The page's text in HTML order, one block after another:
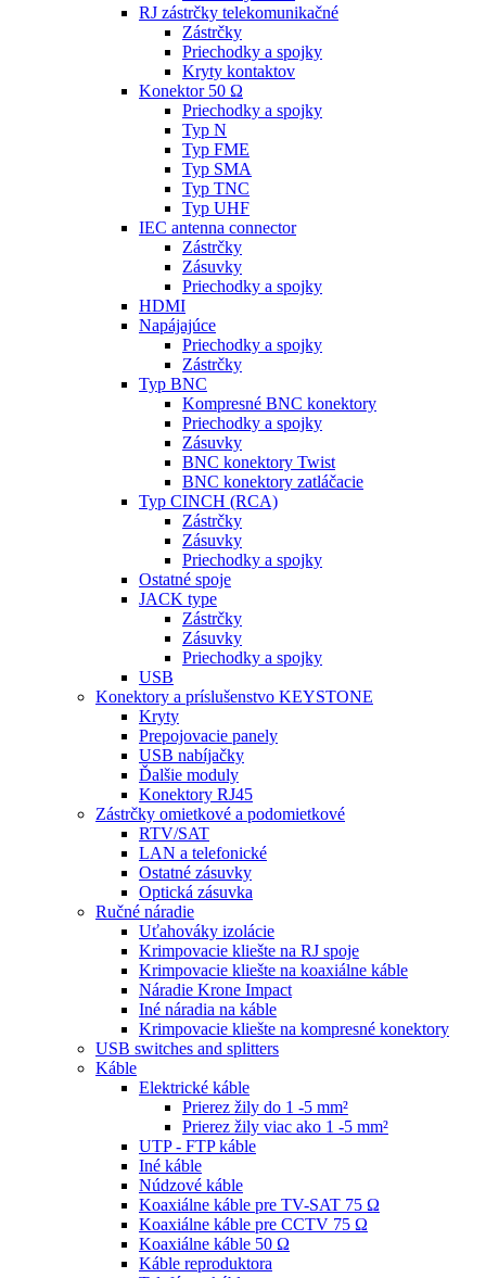
RJ zástrčky telekomunikačné
Zástrčky
Priechodky a spojky
Kryty kontaktov
Konektor 50 Ω
Priechodky a spojky
Typ N
Typ FME
Typ SMA
Typ TNC
Typ UHF
IEC antenna connector
Zástrčky
Zásuvky
Priechodky a spojky
HDMI
Napájajúce
Priechodky a spojky
Zástrčky
Typ BNC
Kompresné BNC konektory
Priechodky a spojky
Zásuvky
BNC konektory Twist
BNC konektory zatláčacie
Typ CINCH (RCA)
Zástrčky
Zásuvky
Priechodky a spojky
Ostatné spoje
JACK type
Zástrčky
Zásuvky
Priechodky a spojky
USB
Konektory a príslušenstvo KEYSTONE
Kryty
Prepojovacie panely
USB nabíjačky
Ďalšie moduly
Konektory RJ45
Zástrčky omietkové a podomietkové
RTV/SAT
LAN a telefonické
Ostatné zásuvky
Optická zásuvka
Ručné náradie
Uťahováky izolácie
Krimpovacie kliešte na RJ spoje
Krimpovacie kliešte na koaxiálne káble
Náradie Krone Impact
Iné náradia na káble
Krimpovacie kliešte na kompresné konektory
USB switches and splitters
Káble
Elektrické káble
Prierez žily do 1 -5 mm²
Prierez žily viac ako 1 -5 mm²
UTP - FTP káble
Iné káble
Núdzové káble
Koaxiálne káble pre TV-SAT 75 Ω
Koaxiálne káble pre CCTV 75 Ω
Koaxiálne káble 50 Ω
Káble reproduktora